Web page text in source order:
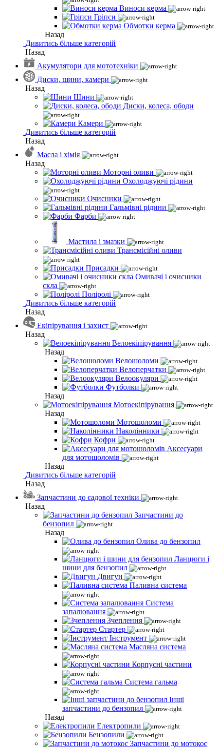
Виноси керма
Гріпси
Обмотки керма
Назад
Дивитись більше категорій
Назад
Акумулятори для мототехніки
Диски, шини, камери
Назад
Шини
Диски, колеса, ободи
Камери
Дивитись більше категорій
Назад
Масла і хімія
Назад
Моторні оливи
Охолоджуючі рідини
Очисники
Гальмівні рідини
Фарби
Мастила і змазки
Трансмісійні оливи
Присадки
Омивачі і очисники
скла
Поліролі
Дивитись більше категорій
Назад
Екіпірування і захист
Назад
Велоекіпірування
Назад
Велошоломи
Велоперчатки
Велоокуляри
Футболки
Назад
Мотоекіпірування
Назад
Мотошоломи
Наколінники
Кофри
Аксесуари
для мотошоломів
Назад
Дивитись більше категорій
Назад
Запчастини до садової техніки
Назад
Запчастини до
бензопил
Назад
Олива до бензопил
Ланцюги і
шини для бензопил
Двигун
Паливна система
Система
запалювання
Зчеплення
Стартер
Інструмент
Масляна система
Корпусні частини
Система гальма
Інші
запчастини до бензопил
Назад
Електропили
Бензопили
Запчастини до мотокос